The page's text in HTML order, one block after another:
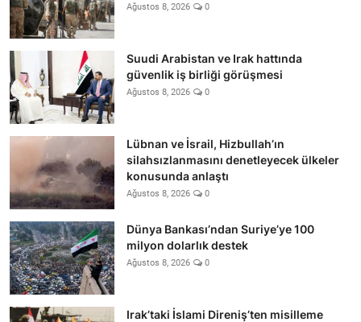
Ağustos 8, 2026 0
Suudi Arabistan ve Irak hattında
güvenlik iş birliği görüşmesi
Ağustos 8, 2026 0
Lübnan ve İsrail, Hizbullah’ın
silahsızlanmasını denetleyecek ülkeler
konusunda anlaştı
Ağustos 8, 2026 0
Dünya Bankası’ndan Suriye’ye 100
milyon dolarlık destek
Ağustos 8, 2026 0
Irak’taki İslami Direniş’ten misilleme